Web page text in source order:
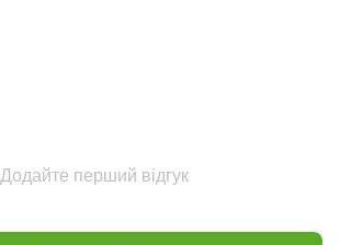
Додайте перший відгук